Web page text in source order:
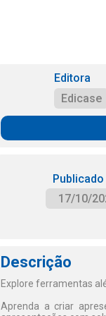
Editora
Edicase
17/10/
Descrição
Explore ferramentas
Aprenda a criar